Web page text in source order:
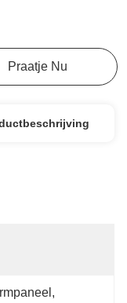
Praatje Nu
,